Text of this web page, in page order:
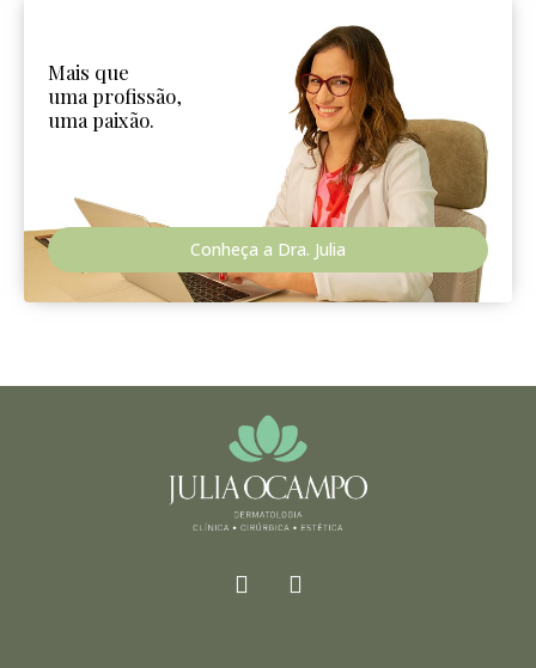
Mais que
uma profissão,
uma paixão.
Conheça a Dra. Julia